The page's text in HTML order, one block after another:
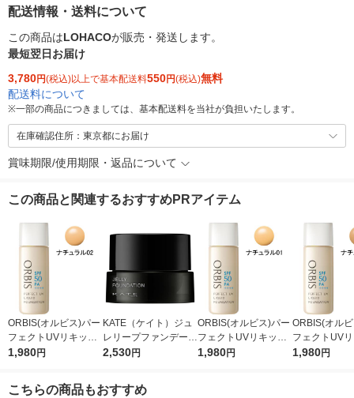
配送情報・送料について
この商品はLOHACOが販売・発送します。
最短翌日お届け
3,780円(税込)以上で基本配送料550円(税込)無料
配送料について
※一部の商品につきましては、基本配送料を当社が負担いたします。
在庫確認住所：東京都にお届け
賞味期限/使用期限・返品について
この商品と関連するおすすめPRアイテム
ORBIS(オルビス)パー
フェクトUVリキッド
ファンデーション(パ
1,980円
KATE（ケイト）ジュ
レリープファンデーシ
ョン 01 やや明るめ カ
2,530円
ORBIS(オルビス)パー
フェクトUVリキッド
ファンデーション(パ
1,980円
ORBIS(オル
フェクトUV
ファンデーシ
1,980円
こちらの商品もおすすめ